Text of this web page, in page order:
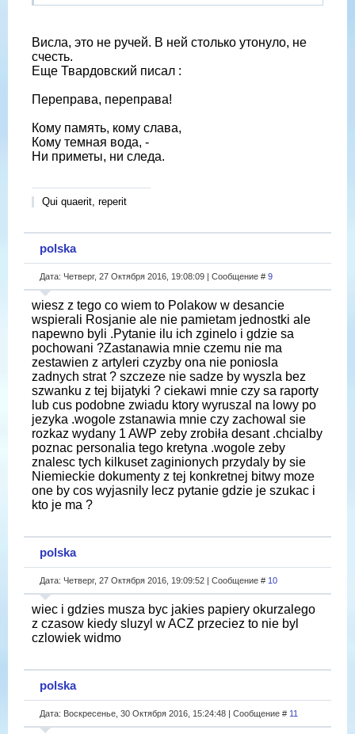
Висла, это не ручей. В ней столько утонуло, не
счесть.
Еще Твардовский писал :
Переправа, переправа!
Кому память, кому слава,
Кому темная вода, -
Ни приметы, ни следа.
Qui quaerit, reperit
polska
Дата: Четверг, 27 Октября 2016, 19:08:09 | Сообщение # 9
wiesz z tego co wiem to Polakow w desancie
wspierali Rosjanie ale nie pamietam jednostki ale
napewno byli .Pytanie ilu ich zginelo i gdzie sa
pochowani ?Zastanawia mnie czemu nie ma
zestawien z artyleri czyzby ona nie poniosla
zadnych strat ? szczeze nie sadze by wyszla bez
szwanku z tej bijatyki ? ciekawi mnie czy sa raporty
lub cus podobne zwiadu ktory wyruszal na lowy po
jezyka .wogole zstanawia mnie czy zachowal sie
rozkaz wydany 1 AWP zeby zrobiła desant .chcialby
poznac personalia tego kretyna .wogole zeby
znalesc tych kilkuset zaginionych przydaly by sie
Niemieckie dokumenty z tej konkretnej bitwy moze
one by cos wyjasnily lecz pytanie gdzie je szukac i
kto je ma ?
polska
Дата: Четверг, 27 Октября 2016, 19:09:52 | Сообщение # 10
wiec i gdzies musza byc jakies papiery okurzalego
z czasow kiedy sluzyl w ACZ przeciez to nie byl
czlowiek widmo
polska
Дата: Воскресенье, 30 Октября 2016, 15:24:48 | Сообщение # 11